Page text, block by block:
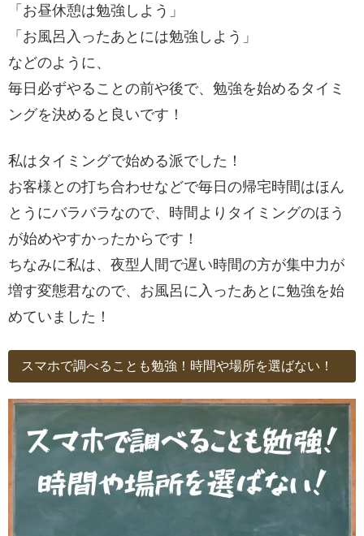
「お昼休憩は勉強しよう」
「お風呂入ったあとには勉強しよう」
などのように、
毎日必ずやることの前や後で、勉強を始めるタイミ
ングを決めると良いです！
私はタイミングで始める派でした！
お客様との打ち合わせなどで毎日の帰宅時間はほん
とうにバラバラなので、時間よりタイミングのほう
が始めやすかったからです！
ちなみに私は、夜型人間で遅い時間の方が集中力が
増す変態君なので、お風呂に入ったあとに勉強を始
めていました！
スマホで調べることも勉強！時間や場所を選ばない！